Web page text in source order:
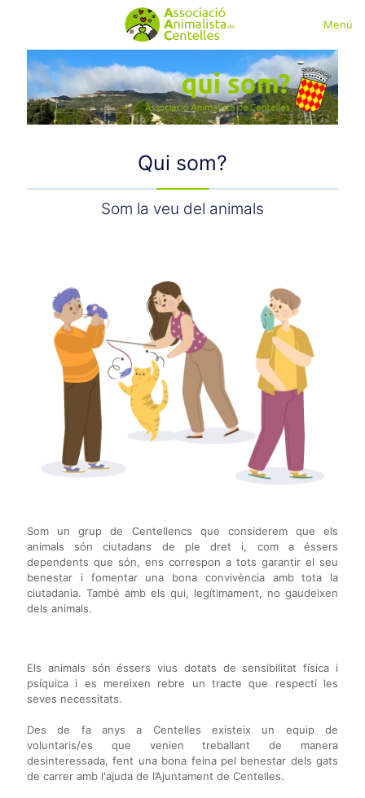
Menú
Qui som?
Som la veu del animals
Som un grup de Centellencs que considerem que els
animals són ciutadans de ple dret i, com a éssers
dependents que són, ens correspon a tots garantir el seu
benestar i fomentar una bona convivència amb tota la
ciutadania. També amb els qui, legítimament, no gaudeixen
dels animals.
Els animals són éssers vius dotats de sensibilitat física i
psíquica i es mereixen rebre un tracte que respecti les
seves necessitats.
Des de fa anys a Centelles existeix un equip de
voluntaris/es que venien treballant de manera
desinteressada, fent una bona feina pel benestar dels gats
de carrer amb l'ajuda de l’Ajuntament de Centelles.